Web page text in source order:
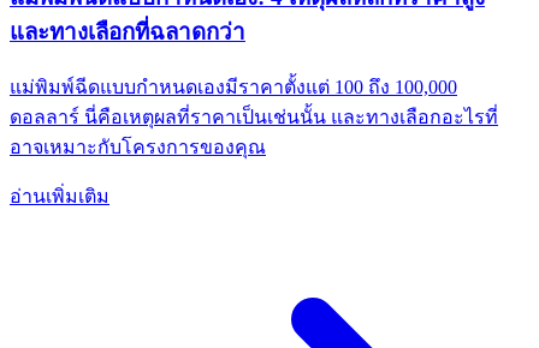
และทางเลือกที่ฉลาดกว่า
แม่พิมพ์ฉีดแบบกำหนดเองมีราคาตั้งแต่ 100 ถึง 100,000
ดอลลาร์ นี่คือเหตุผลที่ราคาเป็นเช่นนั้น และทางเลือกอะไรที่
อาจเหมาะกับโครงการของคุณ
อ่านเพิ่มเติม